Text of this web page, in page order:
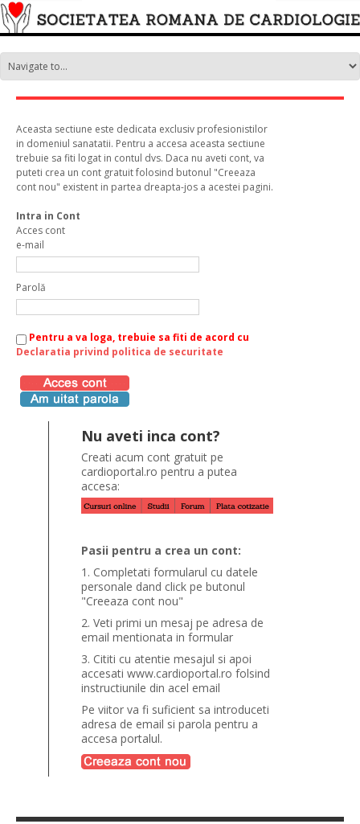
Aceasta sectiune este dedicata exclusiv profesionistilor
in domeniul sanatatii. Pentru a accesa aceasta sectiune
trebuie sa fiti logat in contul dvs. Daca nu aveti cont, va
puteti crea un cont gratuit folosind butonul "Creeaza
cont nou" existent in partea dreapta-jos a acestei pagini.
Intra in Cont
Acces cont
e-mail
Parolă
Pentru a va loga, trebuie sa fiti de acord cu
Declaratia privind politica de securitate
Nu aveti inca cont?
Creati acum cont gratuit pe
cardioportal.ro pentru a putea
accesa:
Pasii pentru a crea un cont:
1. Completati formularul cu datele
personale dand click pe butonul
"Creeaza cont nou"
2. Veti primi un mesaj pe adresa de
email mentionata in formular
3. Cititi cu atentie mesajul si apoi
accesati www.cardioportal.ro folsind
instructiunile din acel email
Pe viitor va fi suficient sa introduceti
adresa de email si parola pentru a
accesa portalul.